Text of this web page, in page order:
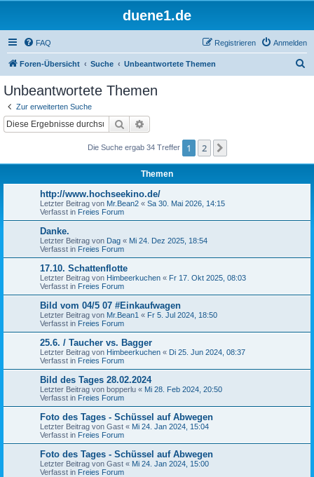
duene1.de
FAQ Anmelden
Registrieren
Foren-Übersicht Suche Unbeantwortete Themen
Unbeantwortete Themen
Zur erweiterten Suche
Suche
Die Suche ergab 34 Treffer 1 2
Themen
http://www.hochseekino.de/
Letzter Beitrag von Mr.Bean2 « Sa 30. Mai 2026, 14:15
Verfasst in Freies Forum
Danke.
Letzter Beitrag von Dag « Mi 24. Dez 2025, 18:54
Verfasst in Freies Forum
17.10. Schattenflotte
Letzter Beitrag von Himbeerkuchen « Fr 17. Okt 2025, 08:03
Verfasst in Freies Forum
Bild vom 04/5 07 #Einkaufwagen
Letzter Beitrag von Mr.Bean1 « Fr 5. Jul 2024, 18:50
Verfasst in Freies Forum
25.6. / Taucher vs. Bagger
Letzter Beitrag von Himbeerkuchen « Di 25. Jun 2024, 08:37
Verfasst in Freies Forum
Bild des Tages 28.02.2024
Letzter Beitrag von bopperlu « Mi 28. Feb 2024, 20:50
Verfasst in Freies Forum
Foto des Tages - Schüssel auf Abwegen
Letzter Beitrag von Gast « Mi 24. Jan 2024, 15:04
Verfasst in Freies Forum
Foto des Tages - Schüssel auf Abwegen
Letzter Beitrag von Gast « Mi 24. Jan 2024, 15:00
Verfasst in Freies Forum